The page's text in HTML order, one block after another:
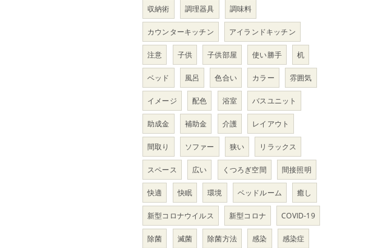
収納術 調理器具 調味料
カウンターキッチン アイランドキッチン
注意 子供 子供部屋 使い勝手 机
ベッド 風呂 色合い カラー 雰囲気
イメージ 配色 浴室 バスユニット
助成金 補助金 介護 レイアウト
間取り ソファー 狭い リラックス
スペース 広い くつろぎ空間 間接照明
快適 快眠 環境 ベッドルーム 癒し
新型コロナウイルス 新型コロナ COVID-19
除菌 滅菌 除菌方法 感染 感染症